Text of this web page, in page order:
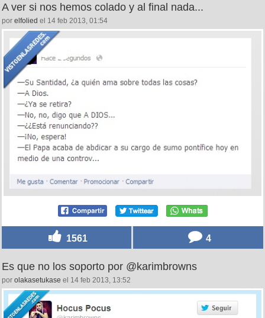
A ver si nos hemos colado y al final nada...
por elfolied el 14 feb 2013, 01:54
1561 4
Es que no los soporto por @karimbrowns
por olakasetukase el 14 feb 2013, 13:52